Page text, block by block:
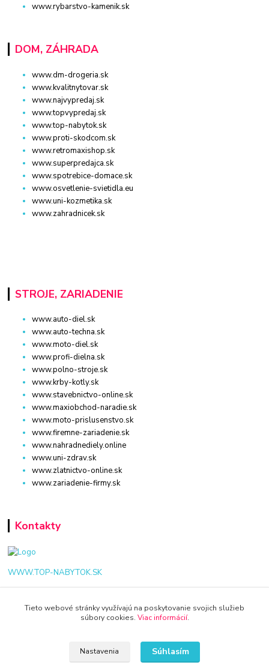
www.rybarstvo-kamenik.sk
DOM, ZÁHRADA
www.dm-drogeria.sk
www.kvalitnytovar.sk
www.najvypredaj.sk
www.topvypredaj.sk
www.top-nabytok.sk
www.proti-skodcom.sk
www.retromaxishop.sk
www.superpredajca.sk
www.spotrebice-domace.sk
www.osvetlenie-svietidla.eu
www.uni-kozmetika.sk
www.zahradnicek.sk
STROJE, ZARIADENIE
www.auto-diel.sk
www.auto-techna.sk
www.moto-diel.sk
www.profi-dielna.sk
www.polno-stroje.sk
www.krby-kotly.sk
www.stavebnictvo-online.sk
www.maxiobchod-naradie.sk
www.moto-prislusenstvo.sk
www.firemne-zariadenie.sk
www.nahradnediely.online
www.uni-zdrav.sk
www.zlatnictvo-online.sk
www.zariadenie-firmy.sk
Kontakty
WWW.TOP-NABYTOK.SK
+421 940 949 000
Tieto webové stránky využívajú na poskytovanie svojich služieb
súbory cookies. Viac informácií.
Nastavenia Súhlasím